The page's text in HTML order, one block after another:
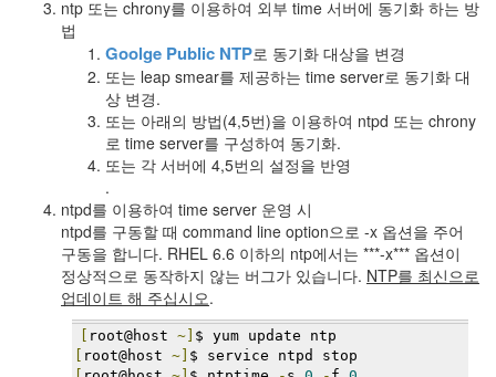
ntp 또는 chrony를 이용하여 외부 time 서버에 동기화 하는 방
법
Goolge Public NTP로 동기화 대상을 변경
또는 leap smear를 제공하는 time server로 동기화 대
상 변경.
또는 아래의 방법(4,5번)을 이용하여 ntpd 또는 chrony
로 time server를 구성하여 동기화.
또는 각 서버에 4,5번의 설정을 반영
.
ntpd를 이용하여 time server 운영 시
ntpd를 구동할 때 command line option으로 -x 옵션을 주어
구동을 합니다. RHEL 6.6 이하의 ntp에서는 ***-x*** 옵션이
정상적으로 동작하지 않는 버그가 있습니다. NTP를 최신으로
업데이트 해 주십시오.
root@host ~] $ yum update ntp
root@host ~] $ service ntpd stop